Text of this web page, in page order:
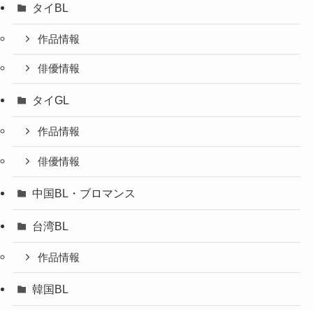
タイBL
作品情報
俳優情報
タイGL
作品情報
俳優情報
中国BL・ブロマンス
台湾BL
作品情報
韓国BL